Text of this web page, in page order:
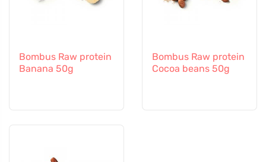
Bombus Raw protein
Banana 50g
Bombus Raw protein
Cocoa beans 50g